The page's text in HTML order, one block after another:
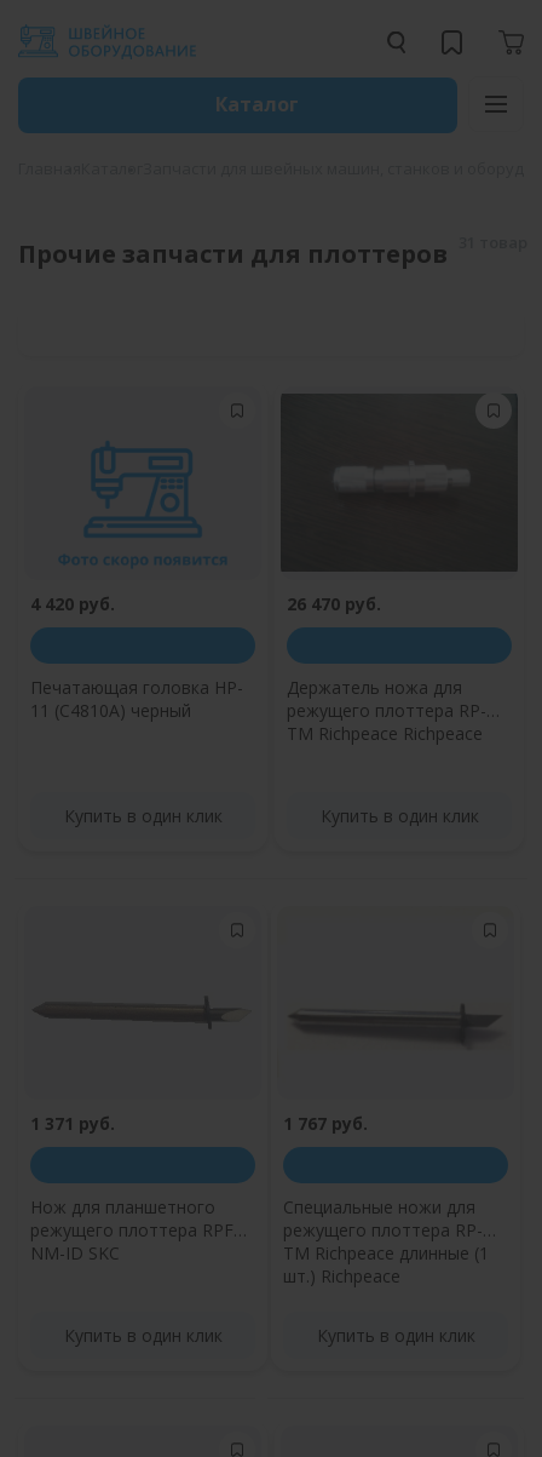
Каталог
Прочие запчасти для плоттеров
4 420 руб.
Печатающая головка HP-
11 (C4810A) черный
Купить в один клик
26 470 руб.
Держатель ножа для
режущего плоттера RP-
TM Richpeace Richpeace
Купить в один клик
1 371 руб.
Нож для планшетного
режущего плоттера RPFP-
NM-ID SKC
Купить в один клик
1 767 руб.
Специальные ножи для
режущего плоттера RP-
TM Richpeace длинные (1
шт.) Richpeace
Купить в один клик